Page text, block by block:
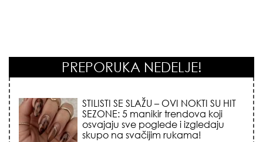
PREPORUKA NEDELJE!
STILISTI SE SLAŽU – OVI NOKTI SU HIT
SEZONE: 5 manikir trendova koji
osvajaju sve poglede i izgledaju
skupo na svačijim rukama!